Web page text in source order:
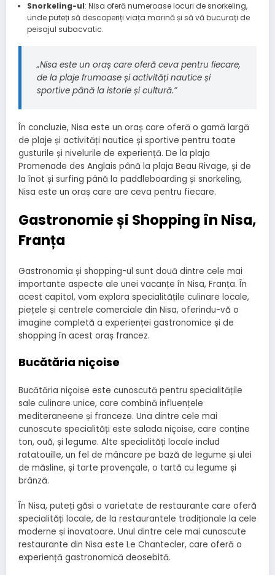
Snorkeling-ul: Nisa oferă numeroase locuri de snorkeling,
unde puteți să descoperiți viața marină și să vă bucurați de
peisajul subacvatic.
„Nisa este un oraș care oferă ceva pentru fiecare,
de la plaje frumoase și activități nautice și
sportive până la istorie și cultură.”
În concluzie, Nisa este un oraș care oferă o gamă largă
de plaje și activități nautice și sportive pentru toate
gusturile și nivelurile de experiență. De la plaja
Promenade des Anglais până la plaja Beau Rivage, și de
la înot și surfing până la paddleboarding și snorkeling,
Nisa este un oraș care are ceva pentru fiecare.
Gastronomie și Shopping în Nisa,
Franța
Gastronomia și shopping-ul sunt două dintre cele mai
importante aspecte ale unei vacanțe în Nisa, Franța. În
acest capitol, vom explora specialitățile culinare locale,
piețele și centrele comerciale din Nisa, oferindu-vă o
imagine completă a experienței gastronomice și de
shopping în acest oraș francez.
Bucătăria niçoise
Bucătăria niçoise este cunoscută pentru specialitățile
sale culinare unice, care combină influențele
mediteraneene și franceze. Una dintre cele mai
cunoscute specialități este salada niçoise, care conține
ton, ouă, și legume. Alte specialități locale includ
ratatouille, un fel de mâncare pe bază de legume și ulei
de măsline, și tarte provençale, o tartă cu legume și
brânză.
În Nisa, puteți găsi o varietate de restaurante care oferă
specialități locale, de la restaurantele tradiționale la cele
moderne și inovatoare. Unul dintre cele mai cunoscute
restaurante din Nisa este Le Chantecler, care oferă o
experiență gastronomică deosebită.